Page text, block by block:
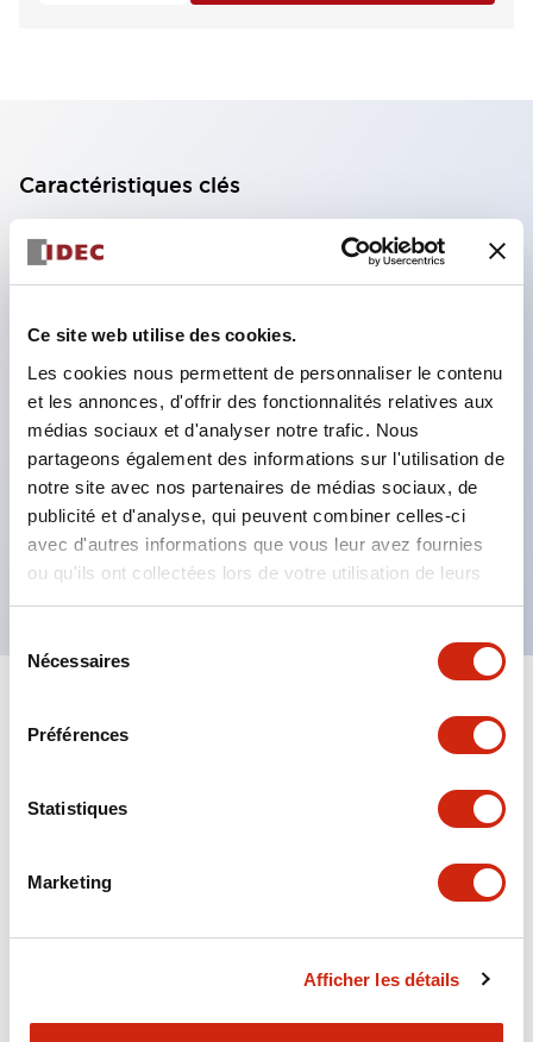
Ce site web utilise des cookies.
Les cookies nous permettent de personnaliser le contenu
et les annonces, d'offrir des fonctionnalités relatives aux
médias sociaux et d'analyser notre trafic. Nous
partageons également des informations sur l'utilisation de
notre site avec nos partenaires de médias sociaux, de
publicité et d'analyse, qui peuvent combiner celles-ci
avec d'autres informations que vous leur avez fournies
ou qu'ils ont collectées lors de votre utilisation de leurs
services.
Nécessaires
Préférences
Statistiques
Marketing
Afficher les détails
Caractéristiques clés
Bloc de contact à 2 étages avec 2 contacts,
permettant une configuration à 4 contacts
contact à 11 étages), 59,9 mm (*bloc de contact à
22 étages). Conception peu encombrante
possible.
Structure de sécurité de 3e génération :
déclenchement à 2 actions, garde intégrée,
structure de protection des doigts IP20.
Tout développer+
Functional Specifications
Mounting and Installation Specifications